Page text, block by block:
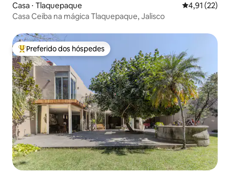
Casa ⋅ Tlaquepaque 4,91 de uma
4,91 (22)
Casa Ceiba na mágica Tlaquepaque, Jalisco
Entre os melhores preferidos dos hóspedes
Preferido dos hóspedes